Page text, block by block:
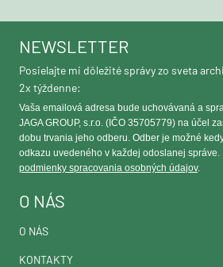
O NÁS
O NÁS
KONTAKTY
NEWSLETTER
Posielajte mi dôležité správy zo sveta
2x týždenne:
Vaša emailová adresa bude uchovávaná a
JAGA GROUP, s.r.o. (IČO 35705779) na účel
dobu trvania jeho odberu. Odber je možné
odkazu uvedeného v každej odoslanej správe.
podmienky spracovania osobných údajov.